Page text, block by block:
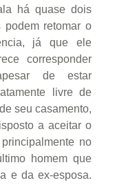
há quase dois
retomar o
já que ele
corresponder
de estar
livre de
seu casamento,
a aceitar o
no
homem que
e da ex-esposa.